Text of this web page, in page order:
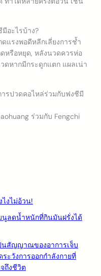
อะไรบ้าง?
แรงพอดีหลีกเลี่ยงการช้ำ
หรือหยุด, หลังนวดควรห่อ
ดหากมีกระดูกแตก แผลเน่า
รปวดคอไหล่ร่วมกับฟงชีมี
ร่วมกับ Fengchi
งไม่อ้วน!
นูลดน้ำหนักที่กินมันฝรั่งได้
นสัญญาณของอาการเจ็บ
ะวังการออกกำลังกายที่
ถึงชีวิต